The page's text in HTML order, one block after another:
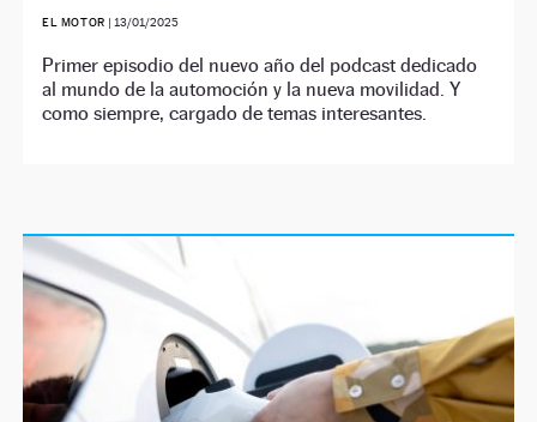
EL MOTOR | 13/01/2025
Primer episodio del nuevo año del podcast dedicado
al mundo de la automoción y la nueva movilidad. Y
como siempre, cargado de temas interesantes.